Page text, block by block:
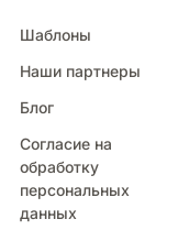
Шаблоны
Наши партнеры
Блог
Согласие на
обработку
персональных
данных